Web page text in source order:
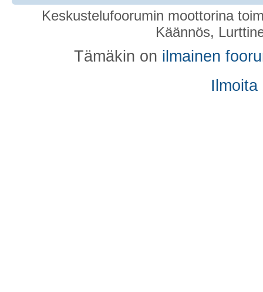
Keskustelufoorumin moottorina
Käännös,
Tämäkin on ilmainen